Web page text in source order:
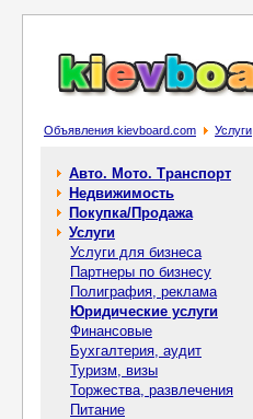
Объявления kievboard.com Услуги
Авто. Мото. Транспорт
Недвижимость
Покупка/Продажа
Услуги
Услуги для бизнеса
Партнеры по бизнесу
Полиграфия, реклама
Юридические услуги
Финансовые
Бухгалтерия, аудит
Туризм, визы
Торжества, развлечения
Питание